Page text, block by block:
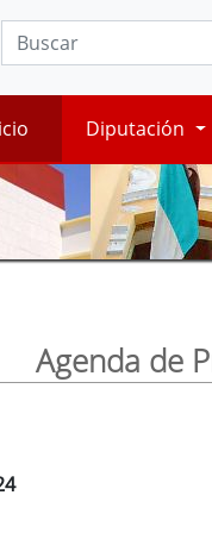
Diputación
Agenda de